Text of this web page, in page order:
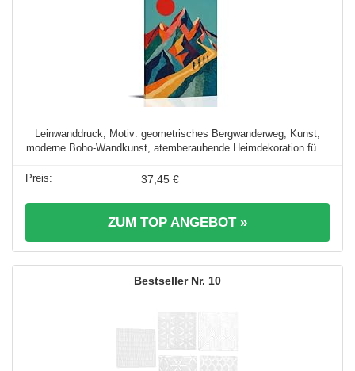
Leinwanddruck, Motiv: geometrisches Bergwanderweg, Kunst,
moderne Boho-Wandkunst, atemberaubende Heimdekoration fü ...
37,45 €
ZUM TOP ANGEBOT »
10